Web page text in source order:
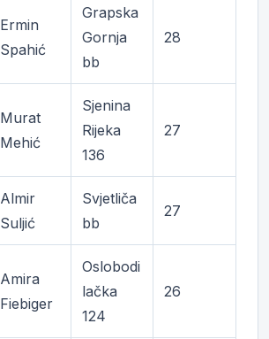
Ermin
Spahić
Grapska
Gornja
bb
28
Murat
Mehić
Sjenina
Rijeka
136
27
Almir
Suljić
Svjetliča
bb
27
Amira
Fiebiger
Oslobodi
lačka
124
26